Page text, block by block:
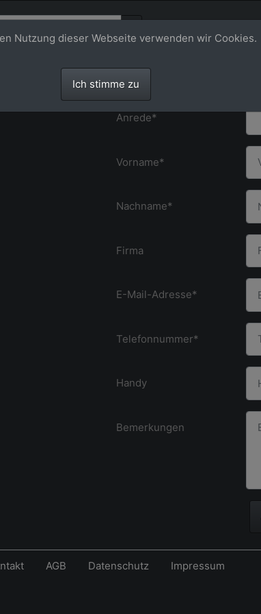
Anfrage
Anrede*
Vorname*
Nachname*
Firma
E-Mail-Adresse*
Telefonnummer*
Handy
Bemerkungen
Nutzung dieser Webseite verwenden wir Cookies.
Ich stimme zu
AGB Datenschutz Impressum